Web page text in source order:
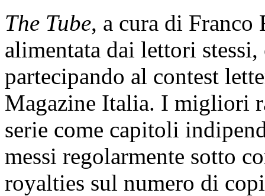
The Tube, a cura di Franco
alimentata dai lettori
partecipando al contest
Magazine Italia. I migliori
serie come capitoli
messi regolarmente sotto
royalties sul numero di